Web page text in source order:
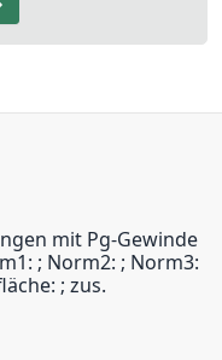
mit Pg-Gewinde
; Norm2: ; Norm3:
; zus.